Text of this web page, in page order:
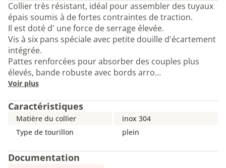
Collier très résistant, idéal pour assembler des tuyaux
épais soumis à de fortes contraintes de traction.
Il est doté d' une force de serrage élevée.
Vis à six pans spéciale avec petite douille d'écartement
intégrée.
Pattes renforcées pour absorber des couples plus
élevés, bande robuste avec bords arro…
Voir plus
Caractéristiques
Matière du collier
inox 304
Type de tourillon
plein
Documentation